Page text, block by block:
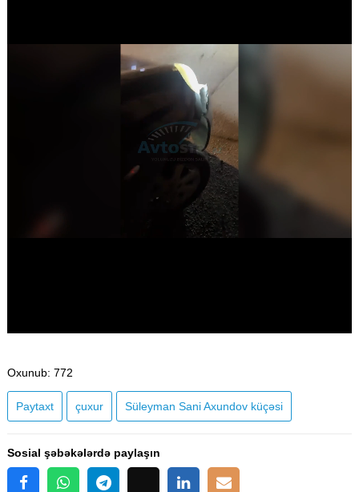
Oxunub: 772
Paytaxt çuxur Süleyman Sani Axundov küçəsi
Sosial şəbəkələrdə paylaşın